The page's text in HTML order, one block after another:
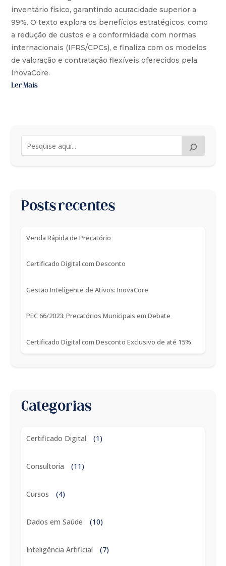
inventário físico, garantindo acuracidade superior a
99%. O texto explora os benefícios estratégicos, como
a redução de custos e a conformidade com normas
internacionais (IFRS/CPCs), e finaliza com os modelos
de valoração e contratação flexíveis oferecidos pela
InovaCore.
Ler Mais
Posts recentes
Venda Rápida de Precatório
Certificado Digital com Desconto
Gestão Inteligente de Ativos: InovaCore
PEC 66/2023: Precatórios Municipais em Debate
Certificado Digital com Desconto Exclusivo de até 15%
Categorias
Certificado Digital (1)
Consultoria (11)
Cursos (4)
Dados em Saúde (10)
Inteligência Artificial (7)